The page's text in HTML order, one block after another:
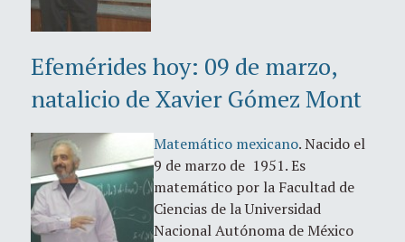
Efemérides hoy: 09 de marzo,
natalicio de Xavier Gómez Mont
Matemático mexicano. Nacido el
9 de marzo de 1951. Es
matemático por la Facultad de
Ciencias de la Universidad
Nacional Autónoma de México